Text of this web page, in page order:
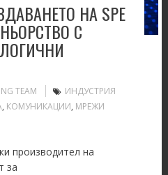
НА SPE
С
TEAM
ИНДУСТРИЯ
, КОМУНИКАЦИИ, МРЕЖИ
производител на
за